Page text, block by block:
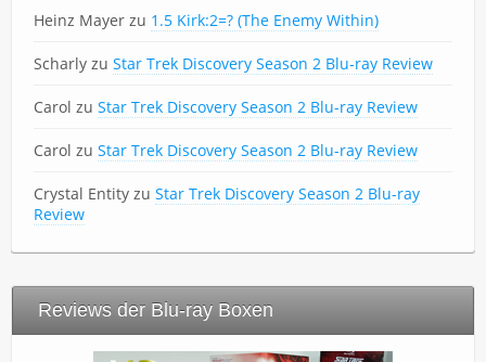
Heinz Mayer zu 1.5 Kirk:2=? (The Enemy Within)
Scharly zu Star Trek Discovery Season 2 Blu-ray Review
Carol zu Star Trek Discovery Season 2 Blu-ray Review
Carol zu Star Trek Discovery Season 2 Blu-ray Review
Crystal Entity zu Star Trek Discovery Season 2 Blu-ray
Review
Reviews der Blu-ray Boxen